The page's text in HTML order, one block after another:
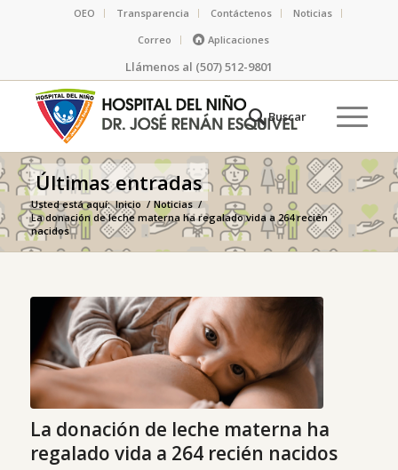
OEO Transparencia Contáctenos
Noticias
Correo
Aplicaciones
Llámenos al (507) 512-9801
Últimas entradas
Usted está aquí: Inicio / Noticias /
La donación de leche materna ha regalado vida a 264 recién
nacidos
La donación de leche materna ha
regalado vida a 264 recién nacidos